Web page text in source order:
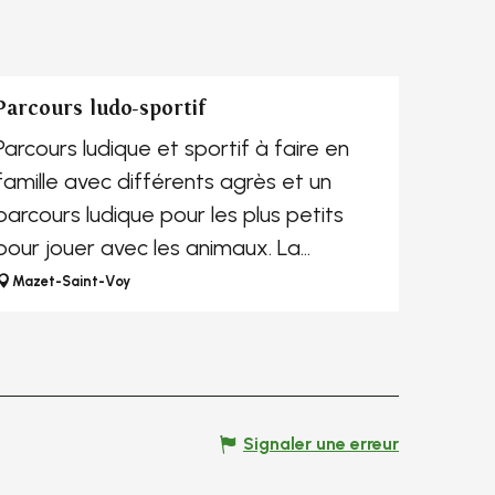
ludo-sportif
ludique et sportif à faire en
avec différents agrès et un
ludique pour les plus petits
jouer avec les animaux. La
St Voy est à 5...
Mazet-Saint-Voy
Signaler une erreur